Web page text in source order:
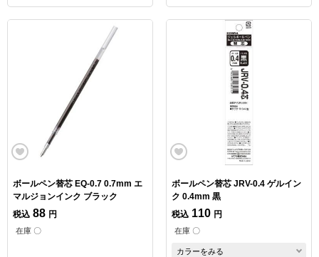
ボールペン替芯 EQ-0.7 0.7mm エ
マルジョンインク ブラック
税込 88 円
在庫 〇
ボールペン替芯 JRV-0.4 ゲルイン
ク 0.4mm 黒
税込 110 円
在庫 〇
カラーをみる